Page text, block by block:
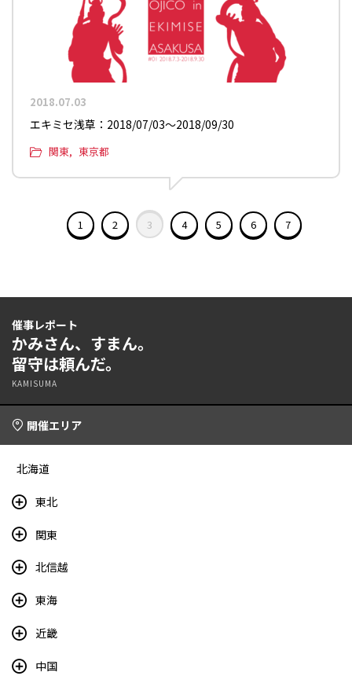
2018.07.03
エキミセ浅草：2018/07/03〜2018/09/30
関東 東京都
1 2 3 4 5 6 7
催事レポート
かみさん、すまん。
留守は頼んだ。
KAMISUMA
開催エリア
北海道
東北
関東
北信越
東海
近畿
中国